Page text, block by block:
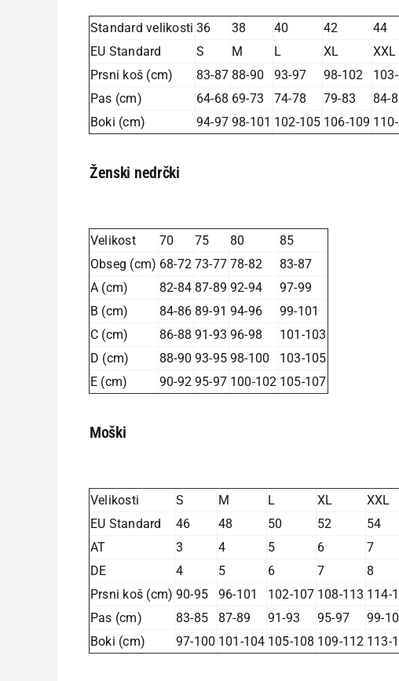
Standard velikosti 36 38 40 42
44
EU Standard
S M L XL
XXL
Prsni koš (cm)
83-87 88-90 93-97 98-102
Pas (cm)
64-68 69-73 74-78 79-83
84-
Boki (cm)
94-97 98-101 102-105 106-109
Ženski nedrčki
Velikost 70 75 80
85
Obseg (cm) 68-72 73-77 78-82
83-87
A (cm)
82-84 87-89 92-94
97-99
B (cm)
84-86 89-91 94-96
99-101
C (cm)
86-88 91-93 96-98
101-103
D (cm)
88-90 93-95 98-100
103-105
E (cm)
90-92 95-97 100-102 105-107
Moški
Velikosti S M L XL XXL
EU Standard
46 48 50 52 54
AT
3 4 5 6 7
DE
4 5 6 7 8
Prsni koš (cm) 90-95 96-101 102-107 108-113 114-
Pas (cm)
83-85 87-89 91-93 95-97 99-
Boki (cm)
97-100 101-104 105-108 109-112 113-